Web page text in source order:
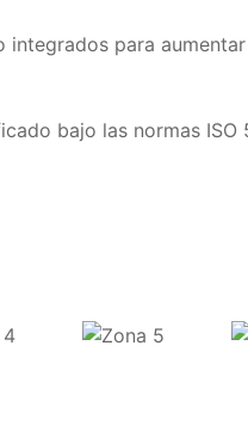
para
bajo las normas